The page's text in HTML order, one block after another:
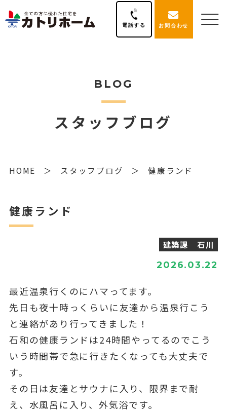
電話する お問合わせ
BLOG
スタッフブログ
HOME スタッフブログ 健康ランド
健康ランド
建築課 石川
2026.03.22
最近温泉行くのにハマってます。
先日も夜十時っくらいに友達から温泉行こう
と連絡があり行ってきました！
石和の健康ランドは24時間やってるのでこう
いう時間帯で急に行きたくなっても大丈夫で
す。
その日は友達とサウナに入り、限界まで耐
え、水風呂に入り、外気浴です。